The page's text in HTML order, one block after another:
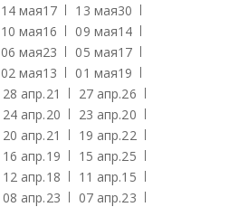
14 мая17 13 мая30
10 мая16 09 мая14
06 мая23 05 мая17
02 мая13 01 мая19
28 апр.21 27 апр.26
24 апр.20 23 апр.20
20 апр.21 19 апр.22
16 апр.19 15 апр.25
12 апр.18 11 апр.15
08 апр.23 07 апр.23